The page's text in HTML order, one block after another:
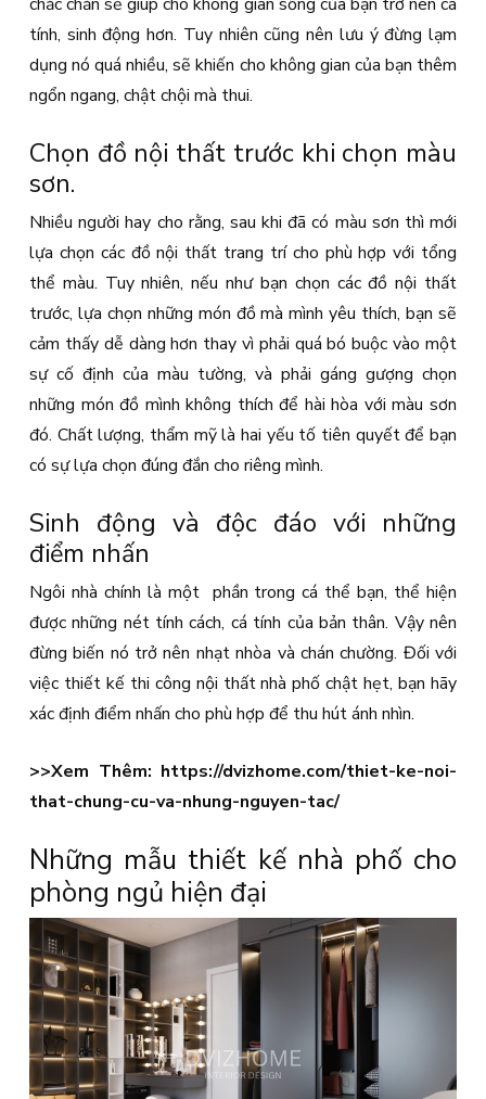
chắc chắn sẽ giúp cho không gian sống của bạn trở nên cá
tính, sinh động hơn. Tuy nhiên cũng nên lưu ý đừng lạm
dụng nó quá nhiều, sẽ khiến cho không gian của bạn thêm
ngổn ngang, chật chội mà thui.
Chọn đồ nội thất trước khi chọn màu
sơn.
Nhiều người hay cho rằng, sau khi đã có màu sơn thì mới
lựa chọn các đồ nội thất trang trí cho phù hợp với tổng
thể màu. Tuy nhiên, nếu như bạn chọn các đồ nội thất
trước, lựa chọn những món đồ mà mình yêu thích, bạn sẽ
cảm thấy dễ dàng hơn thay vì phải quá bó buộc vào một
sự cố định của màu tường, và phải gáng gượng chọn
những món đồ mình không thích để hài hòa với màu sơn
đó. Chất lượng, thẩm mỹ là hai yếu tố tiên quyết để bạn
có sự lựa chọn đúng đắn cho riêng mình.
Sinh động và độc đáo với những
điểm nhấn
Ngôi nhà chính là một phần trong cá thể bạn, thể hiện
được những nét tính cách, cá tính của bản thân. Vậy nên
đừng biến nó trở nên nhạt nhòa và chán chường. Đối với
việc thiết kế thi công nội thất nhà phố chật hẹt, bạn hãy
xác định điểm nhấn cho phù hợp để thu hút ánh nhìn.
>>Xem Thêm: https://dvizhome.com/thiet-ke-noi-
that-chung-cu-va-nhung-nguyen-tac/
Những mẫu thiết kế nhà phố cho
phòng ngủ hiện đại